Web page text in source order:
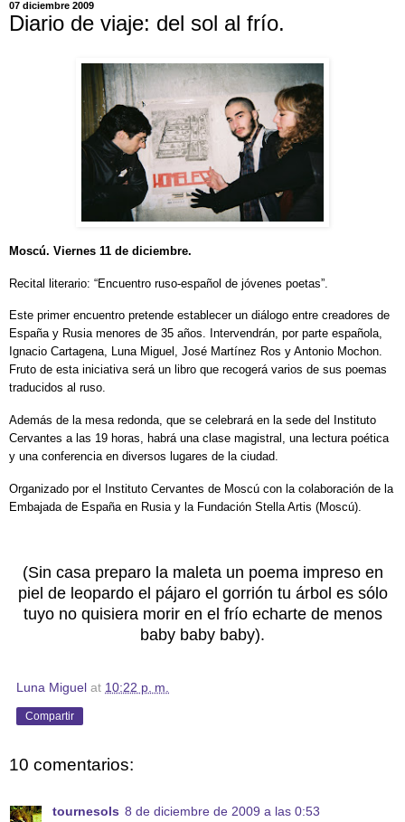
07 diciembre 2009
Diario de viaje: del sol al frío.
Moscú. Viernes 11 de diciembre.
Recital literario: “Encuentro ruso-español de jóvenes poetas”.
Este primer encuentro pretende establecer un diálogo entre creadores de
España y Rusia menores de 35 años. Intervendrán, por parte española,
Ignacio Cartagena, Luna Miguel, José Martínez Ros y Antonio Mochon.
Fruto de esta iniciativa será un libro que recogerá varios de sus poemas
traducidos al ruso.
Además de la mesa redonda, que se celebrará en la sede del Instituto
Cervantes a las 19 horas, habrá una clase magistral, una lectura poética
y una conferencia en diversos lugares de la ciudad.
Organizado por el Instituto Cervantes de Moscú con la colaboración de la
Embajadade España en Rusia y la Fundación StellaArtis (Moscú).
(Sin casa preparo la maleta un poema impreso en
piel de leopardo el pájaro el gorrión tu árbol es sólo
tuyo no quisiera morir en el frío echarte de menos
baby baby baby).
Luna Miguel at 10:22 p. m.
Compartir
10 comentarios:
tournesols 8 de diciembre de 2009 a las 0:53